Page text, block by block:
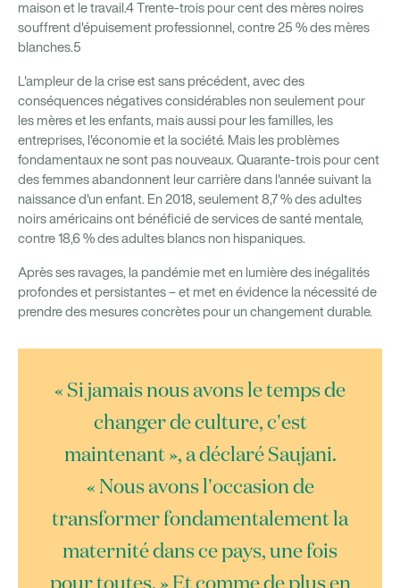
maison et le travail.4 Trente-trois pour cent des mères noires
souffrent d'épuisement professionnel, contre 25 % des mères
blanches.5
L'ampleur de la crise est sans précédent, avec des
conséquences négatives considérables non seulement pour
les mères et les enfants, mais aussi pour les familles, les
entreprises, l'économie et la société. Mais les problèmes
fondamentaux ne sont pas nouveaux. Quarante-trois pour cent
des femmes abandonnent leur carrière dans l'année suivant la
naissance d'un enfant. En 2018, seulement 8,7 % des adultes
noirs américains ont bénéficié de services de santé mentale,
contre 18,6 % des adultes blancs non hispaniques.
Après ses ravages, la pandémie met en lumière des inégalités
profondes et persistantes – et met en évidence la nécessité de
prendre des mesures concrètes pour un changement durable.
« Si jamais nous avons le temps de
changer de culture, c'est
maintenant », a déclaré Saujani.
« Nous avons l'occasion de
transformer fondamentalement la
maternité dans ce pays, une fois